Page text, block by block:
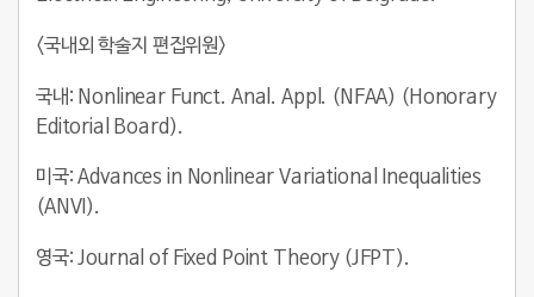
<국내외 학술지 편집위원>
국내: Nonlinear Funct. Anal. Appl. (NFAA) (Honorary
Editorial Board).
미국: Advances in Nonlinear Variational Inequalities
(ANVI).
영국: Journal of Fixed Point Theory (JFPT).